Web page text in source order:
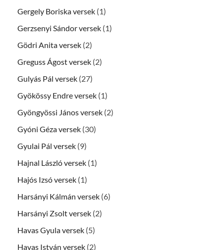
Gergely Boriska versek (1)
Gerzsenyi Sándor versek (1)
Gödri Anita versek (2)
Greguss Ágost versek (2)
Gulyás Pál versek (27)
Gyökössy Endre versek (1)
Gyöngyössi János versek (2)
Gyóni Géza versek (30)
Gyulai Pál versek (9)
Hajnal László versek (1)
Hajós Izsó versek (1)
Harsányi Kálmán versek (6)
Harsányi Zsolt versek (2)
Havas Gyula versek (5)
Havas István versek (2)